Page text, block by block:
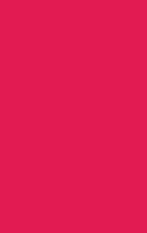
of
and